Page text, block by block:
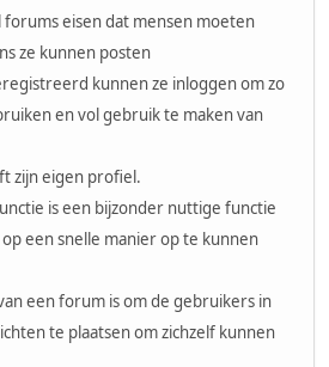
forums eisen dat mensen moeten
ze kunnen posten
kunnen ze inloggen om zo
en vol gebruik te maken van
zijn eigen profiel.
is een bijzonder nuttige functie
een snelle manier op te kunnen
een forum is om de gebruikers in
te plaatsen om zichzelf kunnen